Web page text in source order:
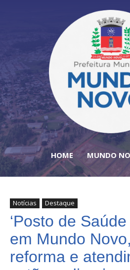
HOME MUNDO
Notícias Destaque
‘Posto de Saúde
em Mundo
reforma e